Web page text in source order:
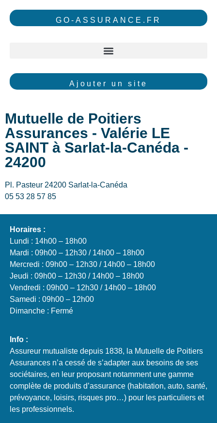
GO-ASSURANCE.FR
Ajouter un site
Mutuelle de Poitiers
Assurances - Valérie LE
SAINT à Sarlat-la-Canéda -
24200
Pl. Pasteur 24200 Sarlat-la-Canéda
05 53 28 57 85
Horaires :
Lundi : 14h00 – 18h00
Mardi : 09h00 – 12h30 / 14h00 – 18h00
Mercredi : 09h00 – 12h30 / 14h00 – 18h00
Jeudi : 09h00 – 12h30 / 14h00 – 18h00
Vendredi : 09h00 – 12h30 / 14h00 – 18h00
Samedi : 09h00 – 12h00
Dimanche : Fermé
Info :
Assureur mutualiste depuis 1838, la Mutuelle de Poitiers
Assurances n’a cessé de s’adapter aux besoins de ses
sociétaires, en leur proposant notamment une gamme
complète de produits d’assurance (habitation, auto, santé,
prévoyance, loisirs, risques pro…) pour les particuliers et
les professionnels.